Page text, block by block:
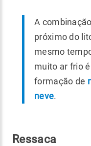
A
próximo do
mesmo
muito ar frio
formação de
neve.
Ressaca